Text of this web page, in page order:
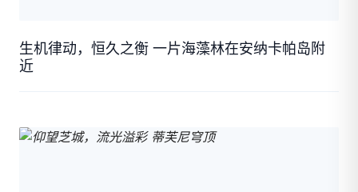
生机律动，恒久之衡 一片海藻林在安纳卡帕岛附
近